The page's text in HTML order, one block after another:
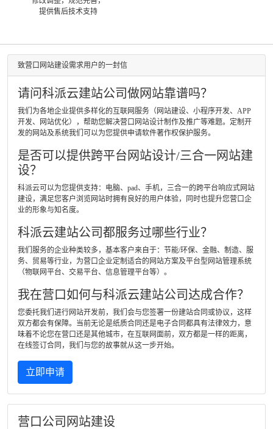
提供售后技术支持
致营口网站建设需求用户的一封信
请问科派云建站公司做网站靠谱吗？
我们为各地企业提供多样化的互联网服务（网站建设、小程序开发、APP
开发、网站优化），帮助您解决营口网站设计制作及推广等难题。定制开
发的网站及系统我们可以为您提供申请软件著作权保护服务。
是否可以提供跨平台网站设计/三合一网站建
设？
科派云可以为您提供支持：电脑、pad、手机，三合一的跨平台响应式网站
建设，满足您客户浏览网站时拥有良好的用户体验，同时也提升您营口企
业的形象与知名度。
科派云建站公司都服务过哪些行业？
我们服务的企业种类较多，基本客户来自于：节能/环保、金融、制造、服
务、贸易等行业，为营口企业定制适合的网站方案及平台型网站管理系统
（物联网平台、交易平台、信息管理平台等）。
我在营口如何与科派云建站公司达成合作？
您委托我们进行网站开发前，我们会与您签署一份建站合同或协议，这样
双方都会有保障。当前无论是纸质合同还是电子合同都具有法律效力，意
味着不论您在营口还是其他城市，在互联网面前，双方都是一样的距离，
在线签订合同，我们与您的故事就从这一步开始。
立即申请
营口公司网站建设